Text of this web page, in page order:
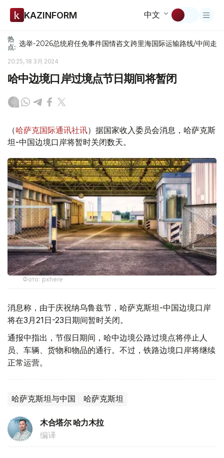
KAZINFORM 中文
热
点: 选举-2026总统府任免事件国情咨文跨里海国际运输路线/中间走廊
20:25, 18 3月 2024
哈中边境口岸过境点节日期间将暂闭
（哈萨克国际通讯社讯）据国家收入委员会消息，哈萨克斯
坦-中国边境口岸将暂时关闭数天。
Фото: pxhere
消息称，由于庆祝纳乌鲁兹节，哈萨克斯坦-中国边境口岸
将在3月21日-23日期间暂时关闭。
通报中指出，节假日期间，哈中边境公路过境点将停止人
员、车辆、货物和物品的通行。不过，铁路边境口岸将继续
正常运营。
哈萨克斯坦与中国 哈萨克斯坦
木合塔尔 哈力木拉
编译